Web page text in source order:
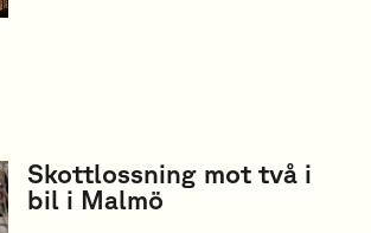
Skottlossning mot två i
bil i Malmö